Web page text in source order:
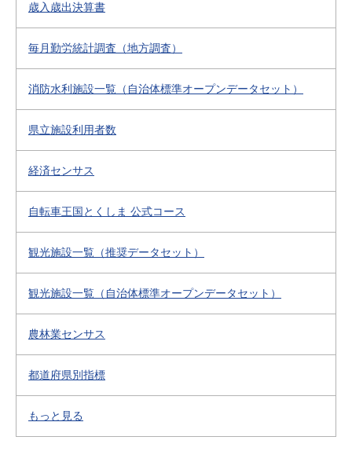
歳入歳出決算書
毎月勤労統計調査（地方調査）
消防水利施設一覧（自治体標準オープンデータセット）
県立施設利用者数
経済センサス
自転車王国とくしま 公式コース
観光施設一覧（推奨データセット）
観光施設一覧（自治体標準オープンデータセット）
農林業センサス
都道府県別指標
もっと見る